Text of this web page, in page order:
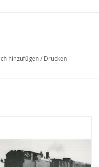
hinzufügen / Drucken